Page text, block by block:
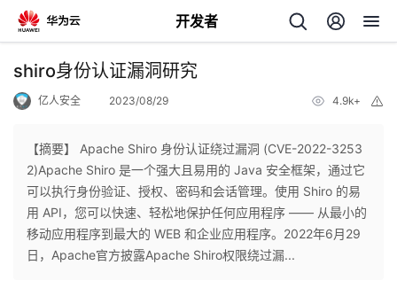
开发者
返
个
人
我
shiro身份认证漏洞研究
亿人安全 2023/08/29 4.9k+
【摘要】 Apache Shiro 身份认证绕过漏洞 (CVE-2022-3253
2)Apache Shiro 是一个强大且易用的 Java 安全框架，通过它
可以执行身份验证、授权、密码和会话管理。使用 Shiro 的易
用 API，您可以快速、轻松地保护任何应用程序 —— 从最小的
移动应用程序到最大的 WEB 和企业应用程序。2022年6月29
日，Apache官方披露Apache Shiro权限绕过漏...